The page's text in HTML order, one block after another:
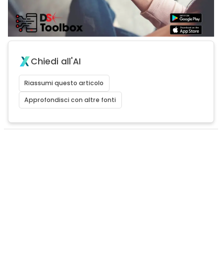
Chiedi all'AI
Riassumi questo articolo
Approfondisci con altre fonti